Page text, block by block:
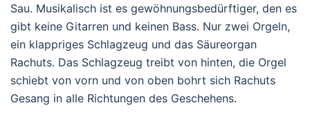
Sau. Musikalisch ist es gewöhnungsbedürftiger, den es
gibt keine Gitarren und keinen Bass. Nur zwei Orgeln,
ein klappriges Schlagzeug und das Säureorgan
Rachuts. Das Schlagzeug treibt von hinten, die Orgel
schiebt von vorn und von oben bohrt sich Rachuts
Gesang in alle Richtungen des Geschehens.